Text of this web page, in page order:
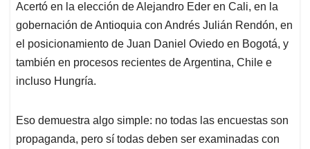
Acertó en la elección de Alejandro Eder en Cali, en la
gobernación de Antioquia con Andrés Julián Rendón, en
el posicionamiento de Juan Daniel Oviedo en Bogotá, y
también en procesos recientes de Argentina, Chile e
incluso Hungría.
Eso demuestra algo simple: no todas las encuestas son
propaganda, pero sí todas deben ser examinadas con